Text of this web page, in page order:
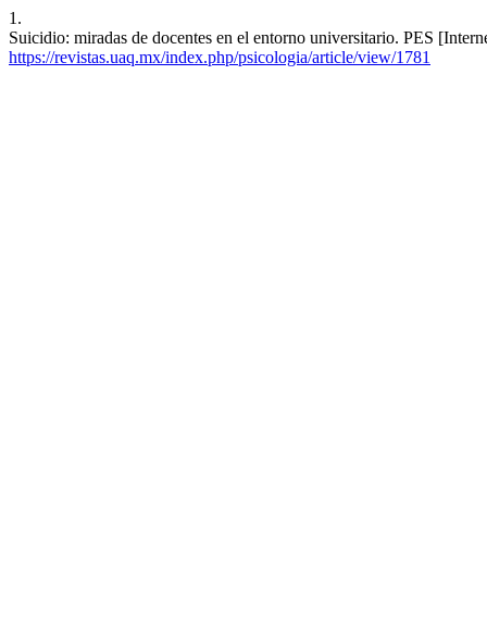
1.
Suicidio: miradas de docentes en el entorno universitario. PES
https://revistas.uaq.mx/index.php/psicologia/article/view/1781